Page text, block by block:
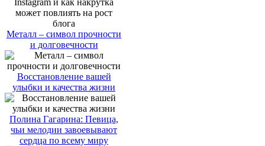
Металл – символ прочности
и долговечности
Восстановление вашей
улыбки и качества жизни
Полина Гагарина: Певица,
чьи мелодии завоевывают
сердца по всему миру